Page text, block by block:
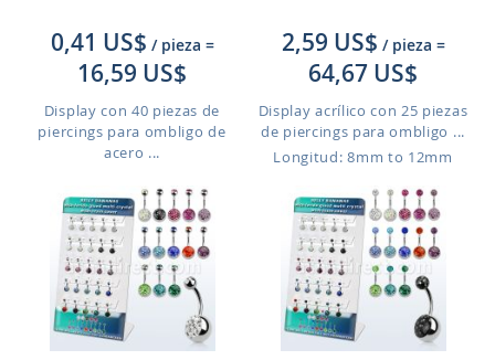
0,41 US$ / pieza =
16,59 US$
Display con 40 piezas de
piercings para ombligo de
acero ...
2,59 US$ / pieza =
64,67 US$
Display acrílico con 25 piezas
de piercings para ombligo ...
Longitud: 8mm to 12mm